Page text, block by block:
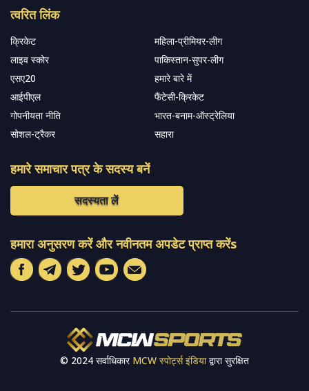
त्वरित लिंक
क्रिकेट
महिला-प्रीमियर-लीग
लाइव स्कोर
पाकिस्तान-सुपर-लीग
एसए20
हमारे बारे में
आईपीएल
फैंटेसी-क्रिकेट
गोपनीयता नीति
भारत-बनाम-ऑस्ट्रेलिया
सोशल-ट्रैकर
सहारा
हमारे समाचार पत्र के सदस्य बनें
सदस्यता लें
हमारा अनुसरण करें और नवीनतम अपडेट प्राप्त करेंs
© 2024 सर्वाधिकार MCW स्पोर्ट्स इंडियाद्वारा सुरक्षित